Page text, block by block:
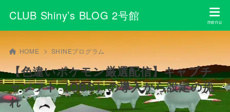
CLUB Shiny’s BLOG 2号館
HOME SHINEプログラム
【色違いポケモン厳選配信】キャプチ
ャソフト（OBS）の導入から設定の流
れ